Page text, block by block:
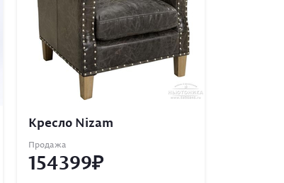
Кресло Nizam
Продажа
154399